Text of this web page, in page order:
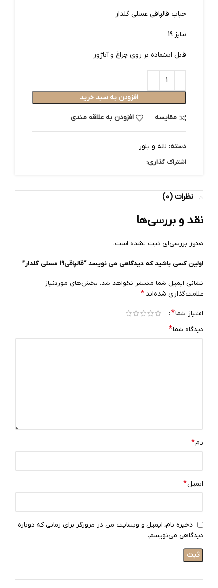
حباب قالپاقی عسلی گلدار
سایز 19
قابل استفاده بر روی چراغ و آباژور
افزودن به سبد خرید
مقایسه افزودن به علاقه مندی
دسته: لاله و بلور
اشتراک گذاری:
نظرات (0)
نقد و بررسی‌ها
هنوز بررسی‌ای ثبت نشده است.
اولین کسی باشید که دیدگاهی می نویسد “قالپاقی19 عسلی گلدار”
نشانی ایمیل شما منتشر نخواهد شد. بخش‌های موردنیاز
علامت‌گذاری شده‌اند *
امتیاز شما*
دیدگاه شما*
نام*
ایمیل*
ذخیره نام، ایمیل و وبسایت من در مرورگر برای زمانی که دوباره
دیدگاهی می‌نویسم.